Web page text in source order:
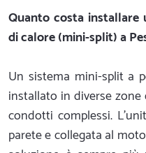
Quanto costa installare
di calore (mini-split) a
Un sistema mini-split a
installato in diverse
condotti complessi.
parete e collegata al